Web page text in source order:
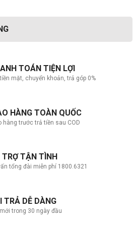
LAN port
ứng đa điểm
3.2 Gen 2 Type-C with support for
/ power delivery / G-SYNC (data
TOÁN TIỆN LỢI
mặt, chuyển khoản, trả góp 0%
HÀNG TOÀN QUỐC
hàng trước trả tiền sau COD
TRỢ TẬN TÌNH
tổng đài miễn phí 1800.6321
TRẢ DỄ DÀNG
trong 30 ngày đầu